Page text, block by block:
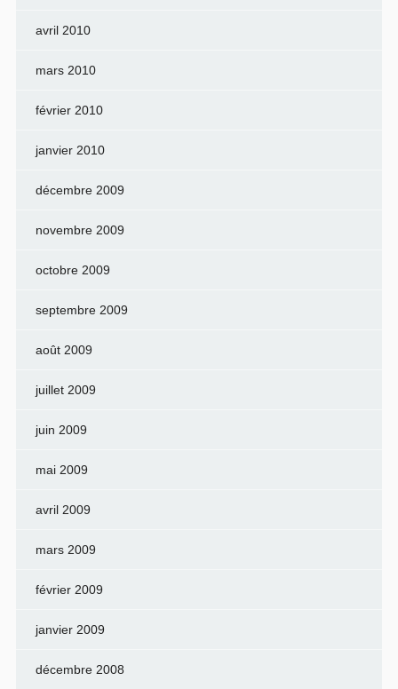
avril 2010
mars 2010
février 2010
janvier 2010
décembre 2009
novembre 2009
octobre 2009
septembre 2009
août 2009
juillet 2009
juin 2009
mai 2009
avril 2009
mars 2009
février 2009
janvier 2009
décembre 2008